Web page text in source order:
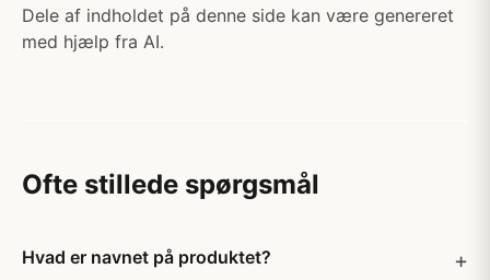
Dele af indholdet på denne side kan være genereret
med hjælp fra AI.
Ofte stillede spørgsmål
Hvad er navnet på produktet?